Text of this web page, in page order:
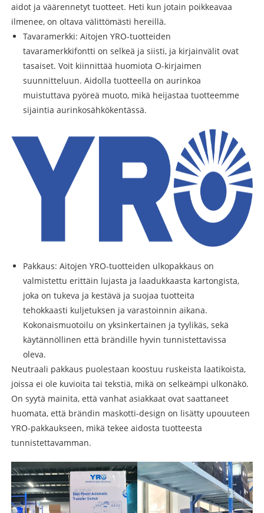
aidot ja väärennetyt tuotteet. Heti kun jotain poikkeavaa
ilmenee, on oltava välittömästi hereillä.
Tavaramerkki: Aitojen YRO-tuotteiden
tavaramerkkifontti on selkeä ja siisti, ja kirjainvälit ovat
tasaiset. Voit kiinnittää huomiota O-kirjaimen
suunnitteluun. Aidolla tuotteella on aurinkoa
muistuttava pyöreä muoto, mikä heijastaa tuotteemme
sijaintia aurinkosähkökentässä.
Pakkaus: Aitojen YRO-tuotteiden ulkopakkaus on
valmistettu erittäin lujasta ja laadukkaasta kartongista,
joka on tukeva ja kestävä ja suojaa tuotteita
tehokkaasti kuljetuksen ja varastoinnin aikana.
Kokonaismuotoilu on yksinkertainen ja tyylikäs, sekä
käytännöllinen että brändille hyvin tunnistettavissa
oleva.
Neutraali pakkaus puolestaan ​​koostuu ruskeista laatikoista,
joissa ei ole kuvioita tai tekstiä, mikä on selkeämpi ulkonäkö.
On syytä mainita, että vanhat asiakkaat ovat saattaneet
huomata, että brändin maskotti-design on lisätty upouuteen
YRO-pakkaukseen, mikä tekee aidosta tuotteesta
tunnistettavamman.